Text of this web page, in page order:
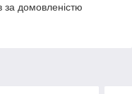
за домовленістю